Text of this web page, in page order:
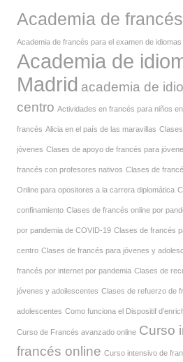
Academia de
Academia de francés para el examen de
Academia de
Madrid academia de
centro Actividades en francés para niños
francés Alicia en el país de las maravillas
jóvenes Clases de apoyo de francés para
francés con profesores nativos Clases de
Online para opositores a la carrera diplomática
confinamiento Clases de francés online por
por pandemia de COVID-19 Clases de francés
centro Clases de francés para jóvenes y
francés por internet por pandemia Clases de
jóvenes y adoilescentes Clases de refuerzo de
adolescentes Como funciona el Dispositif
Curso de Francés avanzado online Curso
francés online Curso intensivo de